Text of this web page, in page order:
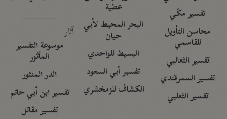
تفسير مكّي
محاسن التأويل
للقاسمي
تفسير الثعالبي
تفسير السمرقندي
تفسير الثعلبي
عطية
البحر المحيط لأبي
حيان
البسيط للواحدي
تفسير أبي السعود
الكشاف للزمخشري
آثار
موسوعة التفسير
المأثور
الدر المنثور
تفسير ابن أبي حاتم
تفسير مقاتل